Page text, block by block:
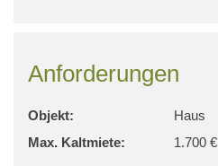
Anforderungen
Objekt:
Haus
Max. Kaltmiete:
1.700 €